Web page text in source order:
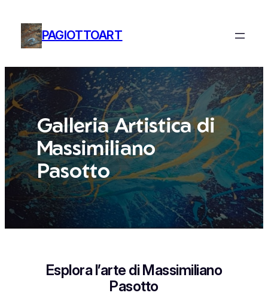
contenutoPAGIOTTOART
Galleria Artistica di
Massimiliano
Pasotto
Esplora l’arte di Massimiliano
Pasotto